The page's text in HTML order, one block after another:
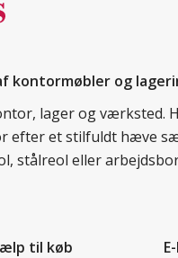
kontormøbler og
lager og værksted.
efter et stilfuldt hæve
stålreol eller
til køb